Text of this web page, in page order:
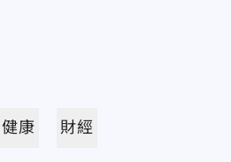
健康 財經